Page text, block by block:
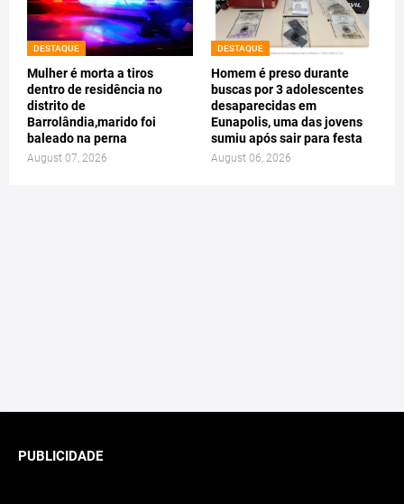
DESTAQUE
Mulher é morta a tiros
dentro de residência no
distrito de
Barrolândia,marido foi
baleado na perna
August 07, 2026
DESTAQUE
Homem é preso durante
buscas por 3 adolescentes
desaparecidas em
Eunapolis, uma das jovens
sumiu após sair para festa
August 06, 2026
PUBLICIDADE